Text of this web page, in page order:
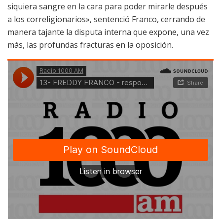
siquiera sangre en la cara para poder mirarle después
a los correligionarios», sentenció Franco, cerrando de
manera tajante la disputa interna que expone, una vez
más, las profundas fracturas en la oposición.